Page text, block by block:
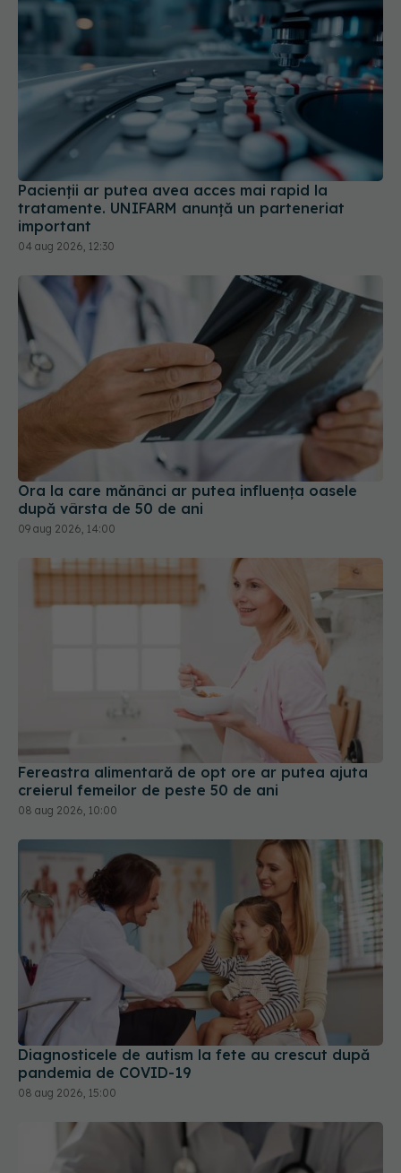
Pacienții ar putea avea acces mai rapid la
tratamente. UNIFARM anunță un parteneriat
important
04 aug 2026, 12:30
Ora la care mănânci ar putea influența oasele
după vârsta de 50 de ani
09 aug 2026, 14:00
Fereastra alimentară de opt ore ar putea ajuta
creierul femeilor de peste 50 de ani
08 aug 2026, 10:00
Diagnosticele de autism la fete au crescut după
pandemia de COVID-19
08 aug 2026, 15:00